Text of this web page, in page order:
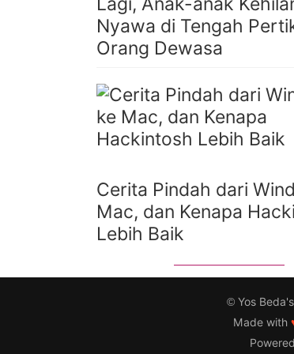
Nyawa di Tengah
Orang Dewasa
Cerita Pindah dari
Mac, dan Kenapa
Lebih Baik
© Yos
Made with